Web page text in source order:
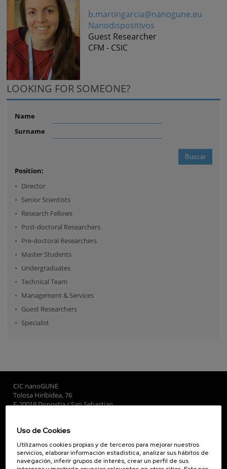
b.martingarcia@nanogune.eu
Nanodispositivos
Guest Researcher
CFM - CSIC
LOOKING FOR SOMEONE?
Name
Surname
Position:
Director
Senior Scientists
Research Fellows
Post-doctoral Researchers
Pre-doctoral Researchers
Master Students
Undergraduates
Technical Team
Management & Services
Guest Researchers
Specialist
CIC nanoGUNE
Tolosa Hiribidea, 76
E-20018 Donostia / San Sebastian
Subscribe to our Newsletter
nanoGUNE
Uso de Cookies
Utilizamos cookies propias y de terceros para mejorar nuestros
servicios, elaborar información estadística, analizar sus hábitos de
navegación, inferir grupos de interés, crear un perfil de sus